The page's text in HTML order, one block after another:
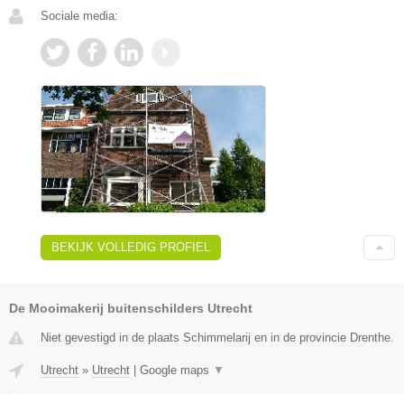
Sociale media:
BEKIJK VOLLEDIG PROFIEL
De Mooimakerij buitenschilders Utrecht
Niet gevestigd in de plaats Schimmelarij en in de provincie Drenthe.
Utrecht » Utrecht Google maps ▼